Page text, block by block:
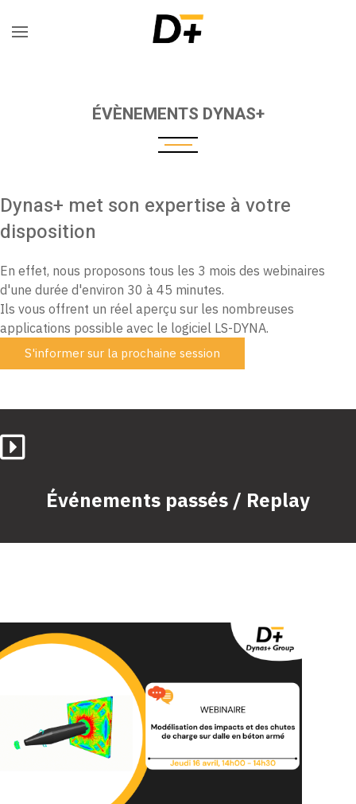
ÉVÈNEMENTS DYNAS+
Dynas+ met son expertise à votre
disposition
En effet, nous proposons tous les 3 mois des webinaires
d'une durée d'environ 30 à 45 minutes.
Ils vous offrent un réel aperçu sur les nombreuses
applications possible avec le logiciel LS-DYNA.
S'informer sur la prochaine session
Événements passés / Replay